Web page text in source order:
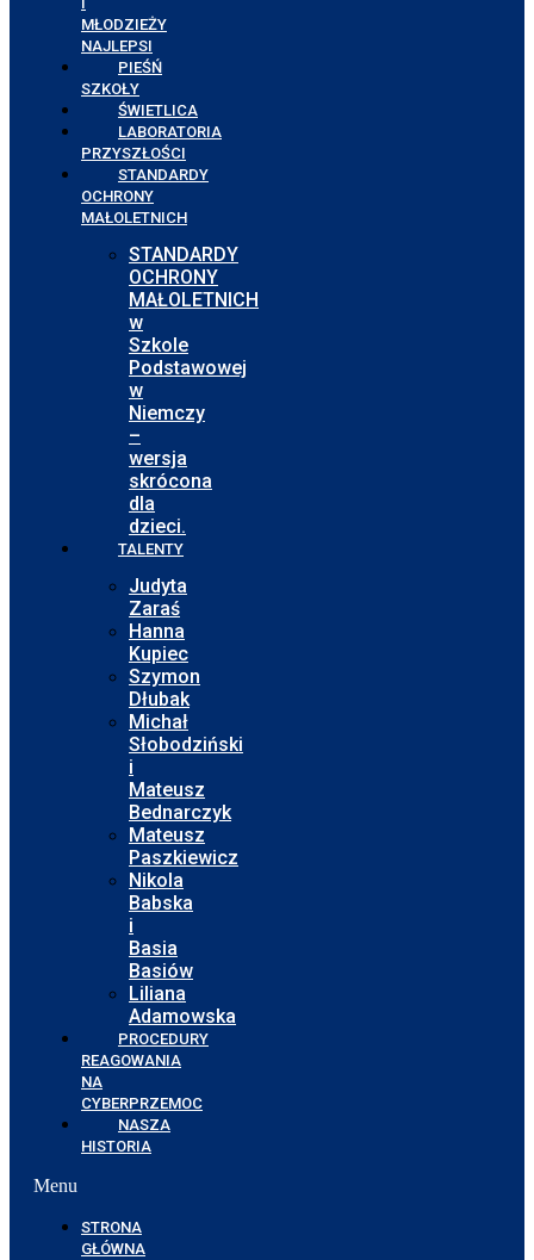
MŁODZIEŻY
NAJLEPSI
PIEŚŃ
SZKOŁY
ŚWIETLICA
LABORATORIA
PRZYSZŁOŚCI
STANDARDY
OCHRONY
MAŁOLETNICH
STANDARDY
OCHRONY
MAŁOLETNICH
w
Szkole
Podstawowej
w
Niemczy
–
wersja
skrócona
dla
dzieci.
TALENTY
Judyta
Zaraś
Hanna
Kupiec
Szymon
Dłubak
Michał
Słobodziński
i
Mateusz
Bednarczyk
Mateusz
Paszkiewicz
Nikola
Babska
i
Basia
Basiów
Liliana
Adamowska
PROCEDURY
REAGOWANIA
NA
CYBERPRZEMOC
NASZA
HISTORIA
Menu
STRONA
GŁÓWNA